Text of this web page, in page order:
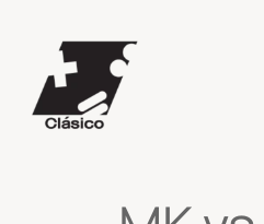
contenido